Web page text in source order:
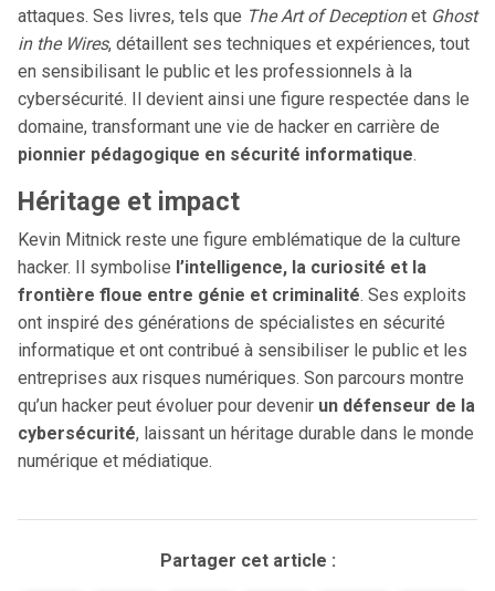
attaques. Ses livres, tels que The Art of Deceptionet Ghost
in the Wires, détaillent ses techniques et expériences, tout
en sensibilisant le public et les professionnels à la
cybersécurité. Il devient ainsi une figure respectée dans le
domaine, transformant une vie de hacker en carrière de
pionnier pédagogique en sécurité informatique.
Héritage et impact
Kevin Mitnick reste une figure emblématique de la culture
hacker. Il symbolise l’intelligence, la curiosité et la
frontière floue entre génie et criminalité. Ses exploits
ont inspiré des générations de spécialistes en sécurité
informatique et ont contribué à sensibiliser le public et les
entreprises aux risques numériques. Son parcours montre
qu’un hacker peut évoluer pour devenir un défenseur de la
cybersécurité, laissant un héritage durable dans le monde
numérique et médiatique.
Partager cet article :